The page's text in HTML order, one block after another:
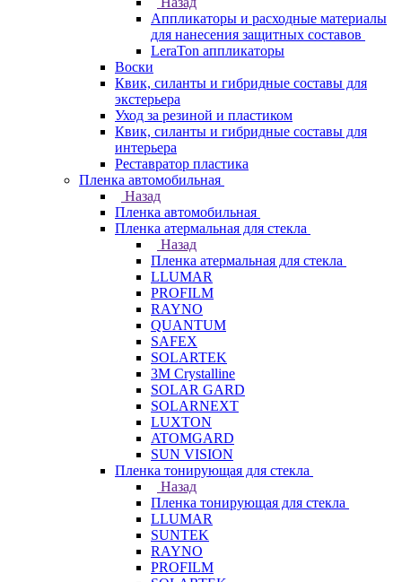
Аппликаторы и расходные материалы
для нанесения защитных составов
LeraTon аппликаторы
Воски
Квик, силанты и гибридные составы для
экстерьера
Уход за резиной и пластиком
Квик, силанты и гибридные составы для
интерьера
Реставратор пластика
Пленка автомобильная
Назад
Пленка автомобильная
Пленка атермальная для стекла
Назад
Пленка атермальная для стекла
LLUMAR
PROFILM
RAYNO
QUANTUM
SAFEX
SOLARTEK
3M Crystalline
SOLAR GARD
SOLARNEXT
LUXTON
ATOMGARD
SUN VISION
Пленка тонирующая для стекла
Назад
Пленка тонирующая для стекла
LLUMAR
SUNTEK
RAYNO
PROFILM